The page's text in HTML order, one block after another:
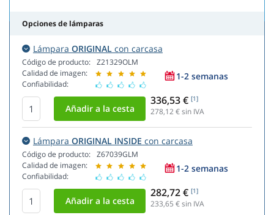
Opciones de lámparas
Lámpara ORIGINAL con carcasa
Código de producto:
Calidad de imagen:
Confiabilidad:
Z21329OLM
1-2 semanas
336,53 € [1]
278,12€ sin IVA
Lámpara ORIGINAL INSIDE con carcasa
Código de producto:
Calidad de imagen:
Confiabilidad:
Z67039GLM
1-2 semanas
282,72 € [1]
233,65 € sin IVA